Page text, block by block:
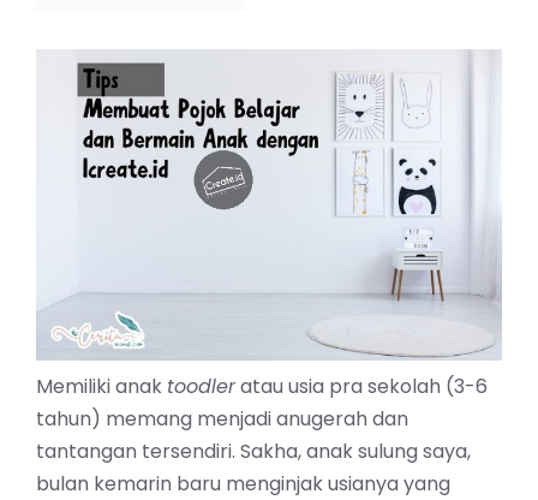
Memiliki anak toodleratau usia pra sekolah (3-6
tahun) memang menjadi anugerah dan
tantangan tersendiri. Sakha, anak sulung saya,
bulan kemarin baru menginjak usianya yang